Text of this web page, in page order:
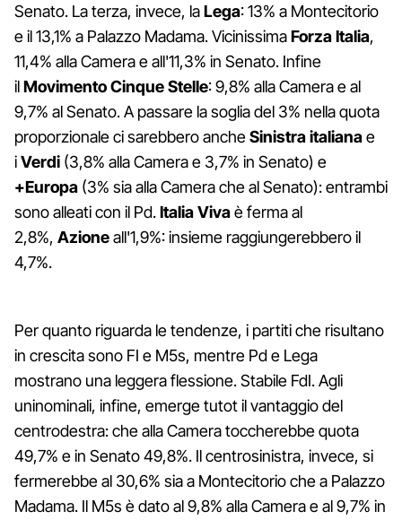
Senato. La terza, invece, laLega: 13% a Montecitorio
e il 13,1% a Palazzo Madama. VicinissimaForza Italia,
11,4% alla Camera e all'11,3% in Senato. Infine
ilMovimento Cinque Stelle: 9,8% alla Camera e al
9,7% al Senato. A passare la soglia del 3% nella quota
proporzionale ci sarebbero ancheSinistra italianae
iVerdi (3,8% alla Camera e 3,7% in Senato) e
+Europa (3% sia alla Camera che al Senato): entrambi
sono alleati con il Pd.Italia Vivaè ferma al
2,8%, Azioneall'1,9%: insieme raggiungerebbero il
4,7%.
Per quanto riguarda le tendenze, i partiti che risultano
in crescita sono FI e M5s, mentre Pd e Lega
mostrano una leggera flessione. Stabile FdI. Agli
uninominali, infine, emerge tutot il vantaggio del
centrodestra: che alla Camera toccherebbe quota
49,7% e in Senato 49,8%. Il centrosinistra, invece, si
fermerebbe al 30,6% sia a Montecitorio che a Palazzo
Madama. Il M5s è dato al 9,8% alla Camera e al 9,7% in